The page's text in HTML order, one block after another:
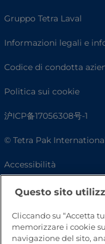
Gruppo Tetra Laval
Informazioni legali e
Codice di condotta
Politica sui cookie
沪ICP备17056308号-1
© Tetra Pak
Accessibilità
FAQQuesto sito
Cliccando su “Accetta
memorizzare i cookie
navigazione del sito,